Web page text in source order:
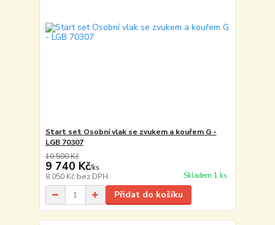
Start set Osobní vlak se zvukem a kouřem G -
LGB 70307
10 500 Kč
9 740 Kč/ks
8 050 Kč bez DPH Skladem 1 ks
Přidat do košíku